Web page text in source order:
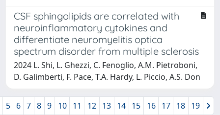
CSF sphingolipids are correlated with
neuroinflammatory cytokines and
differentiate neuromyelitis optica
spectrum disorder from multiple sclerosis
2024 L. Shi, L. Ghezzi, C. Fenoglio, A.M. Pietroboni,
D. Galimberti, F. Pace, T.A. Hardy, L. Piccio, A.S. Don
5 6 7 8 9 10 11 12 13 14 15 16 17 18 19